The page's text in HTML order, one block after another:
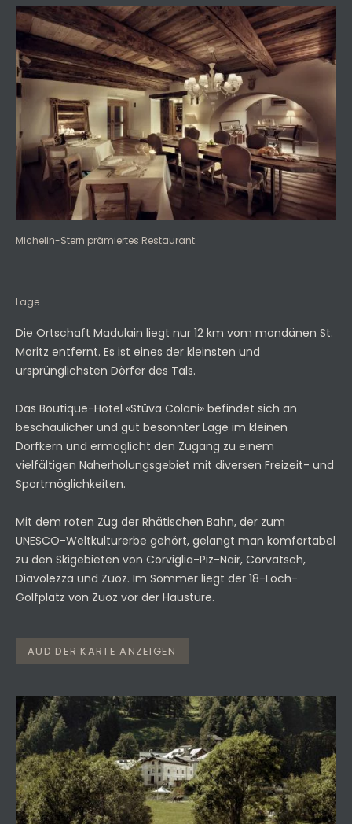
Michelin-Stern prämiertes Restaurant.
Lage
Die Ortschaft Madulain liegt nur 12 km vom mondänen St.
Moritz entfernt. Es ist eines der kleinsten und
ursprünglichsten Dörfer des Tals.
Das Boutique-Hotel «Stüva Colani» befindet sich an
beschaulicher und gut besonnter Lage im kleinen
Dorfkern und ermöglicht den Zugang zu einem
vielfältigen Naherholungsgebiet mit diversen Freizeit- und
Sportmöglichkeiten.
Mit dem roten Zug der Rhätischen Bahn, der zum
UNESCO-Weltkulturerbe gehört, gelangt man komfortabel
zu den Skigebieten von Corviglia-Piz-Nair, Corvatsch,
Diavolezza und Zuoz. Im Sommer liegt der 18-Loch-
Golfplatz von Zuoz vor der Haustüre.
AUD DER KARTE ANZEIGEN